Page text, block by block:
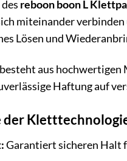
reboon boon L
miteinander
Lösen und
aus
Haftung auf
der
Garantiert sicheren Halt